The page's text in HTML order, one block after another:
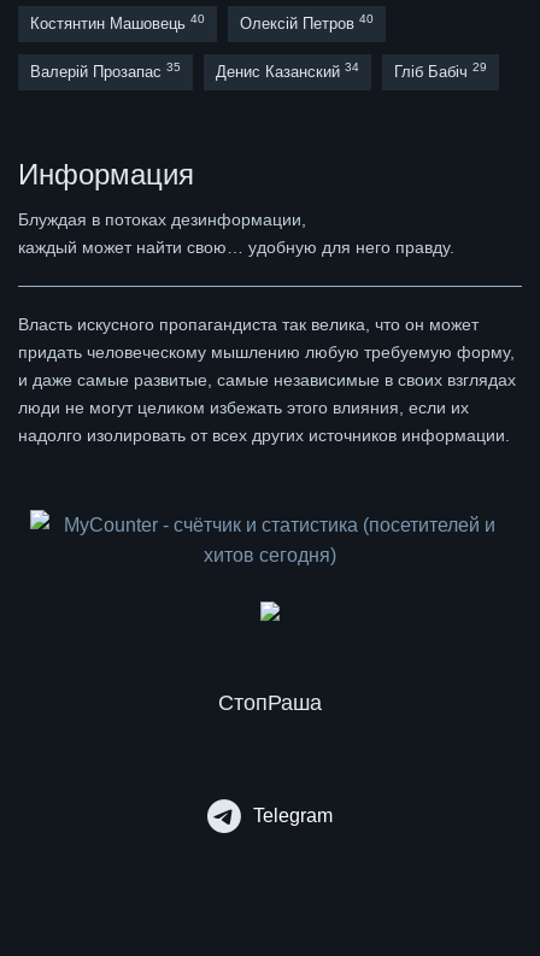
Костянтин Машовець 40 Олексій Петров 40
Валерій Прозапас 35 Денис Казанский 34 Гліб Бабіч 29
Информация
Блуждая в потоках дезинформации,
каждый может найти свою… удобную для него правду.
Власть искусного пропагандиста так велика, что он может
придать человеческому мышлению любую требуемую форму,
и даже самые развитые, самые независимые в своих взглядах
люди не могут целиком избежать этого влияния, если их
надолго изолировать от всех других источников информации.
СтопРаша
Telegram